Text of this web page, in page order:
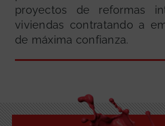
proyectos de reformas
viviendas contratando a
de máxima confianza.